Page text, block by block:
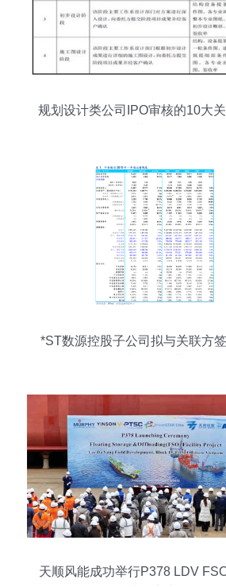
规划设计类公司IPO审核的10大
*ST数源控股子公司拟与关联方
天顺风能成功举行P378 LDV